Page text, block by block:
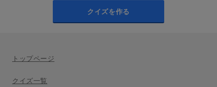
クイズを作る
トップページ
クイズ一覧